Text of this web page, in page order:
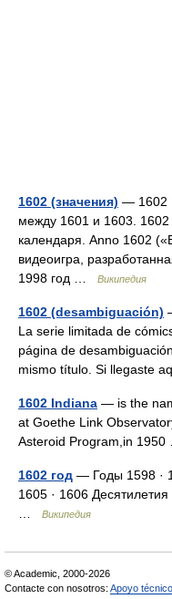
1602 (значения) — 1602
между 1601 и 1603. 1602
календаря. Anno 1602
видеоигра,
1998 год …
Википедия
1602 (desambiguación)
La serie limitada de
página de
mismo título. Si llegaste
1602 Indiana — is the
at Goethe Link
Asteroid Program,in
1602 год — Годы 1598 ·
1605 · 1606
Википедия
© Academic, 2000-2026
Contacte con nosotros: Apoyo técnico